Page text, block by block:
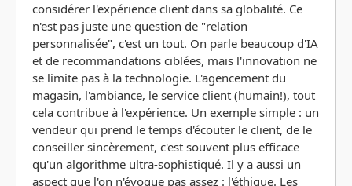
considérer l'expérience client dans sa globalité. Ce
n'est pas juste une question de "relation
personnalisée", c'est un tout. On parle beaucoup d'IA
et de recommandations ciblées, mais l'innovation ne
se limite pas à la technologie. L'agencement du
magasin, l'ambiance, le service client (humain!), tout
cela contribue à l'expérience. Un exemple simple : un
vendeur qui prend le temps d'écouter le client, de le
conseiller sincèrement, c'est souvent plus efficace
qu'un algorithme ultra-sophistiqué. Il y a aussi un
aspect que l'on n'évoque pas assez : l'éthique. Les